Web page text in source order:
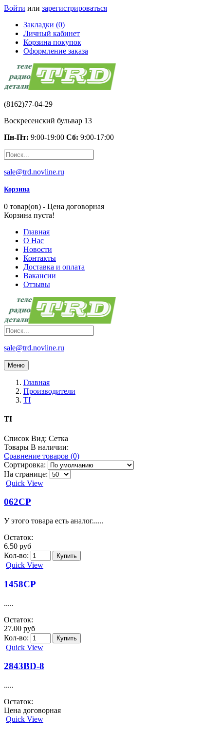
Войти или зарегистрироваться
Закладки (0)
Личный кабинет
Корзина покупок
Оформление заказа
(8162)77-04-29
Воскресенский бульвар 13
Пн-Пт: 9:00-19:00 Сб: 9:00-17:00
sale@trd.novline.ru
Корзина
0 товар(ов) - Цена договорная
Корзина пуста!
Главная
О Нас
Новости
Контакты
Доставка и оплата
Вакансии
Отзывы
sale@trd.novline.ru
Меню
Главная
Производители
TI
TI
Список Вид: Сетка
Товары В наличии:
Сравнение товаров (0)
Сортировка:
На странице:
Quick View
062CP
У этого товара есть аналог......
Остаток:
6.50 руб
Кол-во:
Quick View
1458CP
.....
Остаток:
27.00 руб
Кол-во:
Quick View
2843BD-8
.....
Остаток:
Цена договорная
Quick View